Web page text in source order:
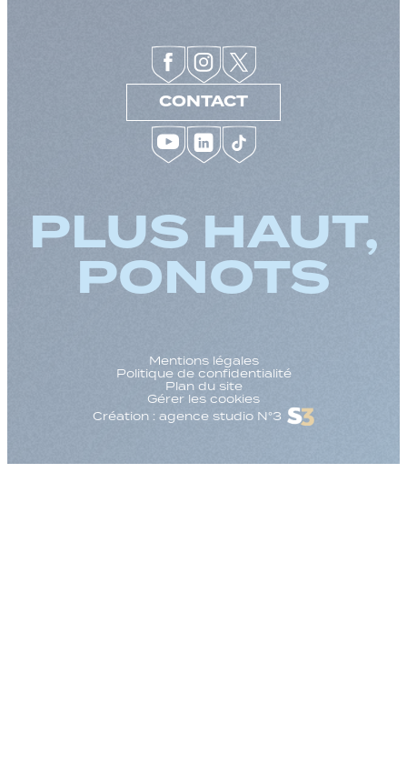
CONTACT
PLUS HAUT,
PONOTS
Mentions légales
Politique de confidentialité
Plan du site
Gérer les cookies
Création : agence studio N°3